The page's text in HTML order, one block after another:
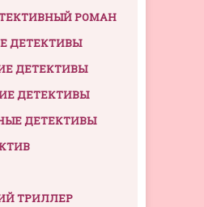
РОМАН
ДЕТЕКТИВЫ
ДЕТЕКТИВЫ
ДЕТЕКТИВЫ
ДЕТЕКТИВЫ
ТРИЛЛЕР